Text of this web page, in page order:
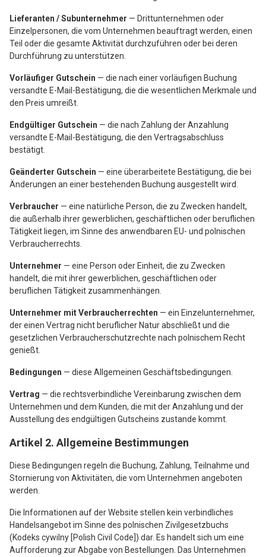
Lieferanten / Subunternehmer — Drittunternehmen oder
Einzelpersonen, die vom Unternehmen beauftragt werden, einen
Teil oder die gesamte Aktivität durchzuführen oder bei deren
Durchführung zu unterstützen.
Vorläufiger Gutschein — die nach einer vorläufigen Buchung
versandte E-Mail-Bestätigung, die die wesentlichen Merkmale und
den Preis umreißt.
Endgültiger Gutschein — die nach Zahlung der Anzahlung
versandte E-Mail-Bestätigung, die den Vertragsabschluss
bestätigt.
Geänderter Gutschein — eine überarbeitete Bestätigung, die bei
Änderungen an einer bestehenden Buchung ausgestellt wird.
Verbraucher — eine natürliche Person, die zu Zwecken handelt,
die außerhalb ihrer gewerblichen, geschäftlichen oder beruflichen
Tätigkeit liegen, im Sinne des anwendbaren EU- und polnischen
Verbraucherrechts.
Unternehmer — eine Person oder Einheit, die zu Zwecken
handelt, die mit ihrer gewerblichen, geschäftlichen oder
beruflichen Tätigkeit zusammenhängen.
Unternehmer mit Verbraucherrechten — ein Einzelunternehmer,
der einen Vertrag nicht beruflicher Natur abschließt und die
gesetzlichen Verbraucherschutzrechte nach polnischem Recht
genießt.
Bedingungen — diese Allgemeinen Geschäftsbedingungen.
Vertrag — die rechtsverbindliche Vereinbarung zwischen dem
Unternehmen und dem Kunden, die mit der Anzahlung und der
Ausstellung des endgültigen Gutscheins zustande kommt.
Artikel 2. Allgemeine Bestimmungen
Diese Bedingungen regeln die Buchung, Zahlung, Teilnahme und
Stornierung von Aktivitäten, die vom Unternehmen angeboten
werden.
Die Informationen auf der Website stellen kein verbindliches
Handelsangebot im Sinne des polnischen Zivilgesetzbuchs
(Kodeks cywilny [Polish Civil Code]) dar. Es handelt sich um eine
Aufforderung zur Abgabe von Bestellungen. Das Unternehmen